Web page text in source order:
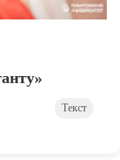
Текст